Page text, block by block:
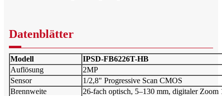
Datenblätter
Modell
IPSD-FB6226T-HB
Auflösung
2MP
Sensor
1/2,8" Progressive Scan CMOS
Brennweite
26-fach optisch, 5–130 mm, digitaler Zoom